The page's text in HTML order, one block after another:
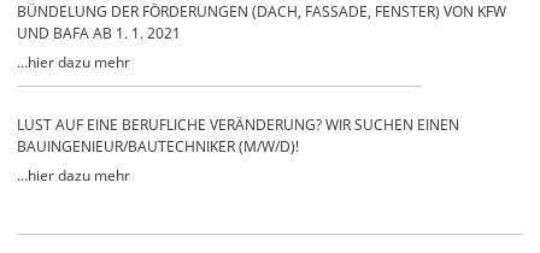
BÜNDELUNG DER FÖRDERUNGEN (DACH, FASSADE, FENSTER) VON KFW
UND BAFA AB 1. 1. 2021
…hier dazu mehr
LUST AUF EINE BERUFLICHE VERÄNDERUNG? WIR SUCHEN EINEN
BAUINGENIEUR/BAUTECHNIKER (M/W/D)!
…hier dazu mehr